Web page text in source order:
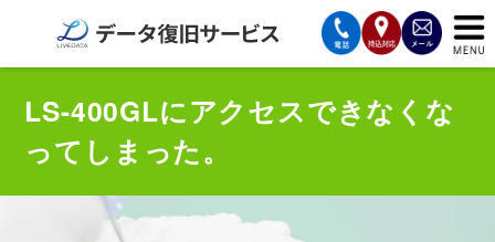
復旧費用と納期
サービスの流れ
LS-400GLにアクセスできなくな
ってしまった。